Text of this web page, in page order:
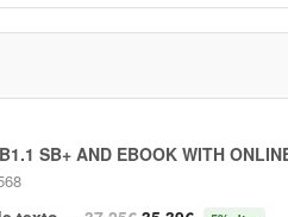
SB+ AND EBOOK WITH